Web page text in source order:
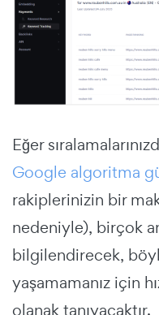
Eğer
Google algoritma
rakiplerinizin bir
nedeniyle), birçok
bilgilendirecek,
yaşamamanız için
olanak tanıyacaktır.